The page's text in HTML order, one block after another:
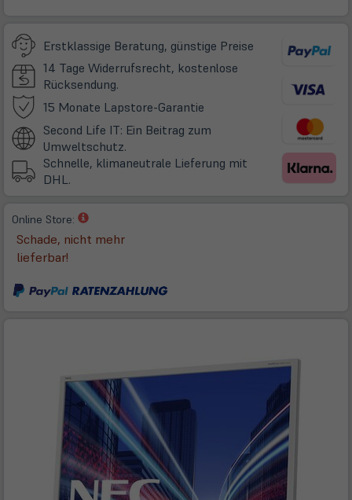
Erstklassige Beratung, günstige Preise
14 Tage Widerrufsrecht, kostenlose
Rücksendung.
15 Monate Lapstore-Garantie
neuem
Second Life IT: Ein Beitrag zum
Umweltschutz.
Schnelle, klimaneutrale Lieferung mit
DHL.
Online Store:
(öffnet
neuem
Schade, nicht mehr
lieferbar!